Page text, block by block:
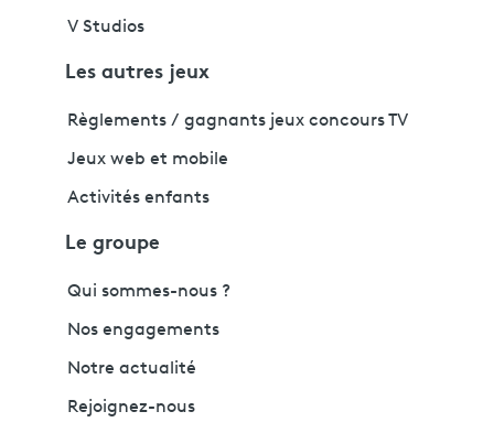
V Studios
Les autres jeux
Règlements / gagnants jeux concours TV
Jeux web et mobile
Activités enfants
Le groupe
Qui sommes-nous ?
Nos engagements
Notre actualité
Rejoignez-nous